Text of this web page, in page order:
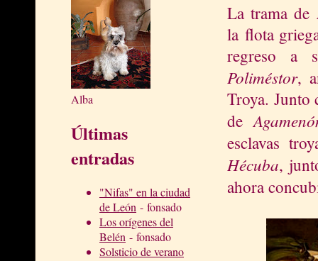
Alba
Últimas
entradas
"Nifas" en la ciudad
de León - fonsado
Los orígenes del
Belén - fonsado
Solsticio de verano
La trama de
la flota
regreso a
Poliméstor,
Troya. Junto
de
esclavas
Hécuba,
ahora